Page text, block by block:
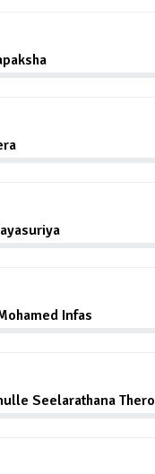
Infas
Seelarathana Thero